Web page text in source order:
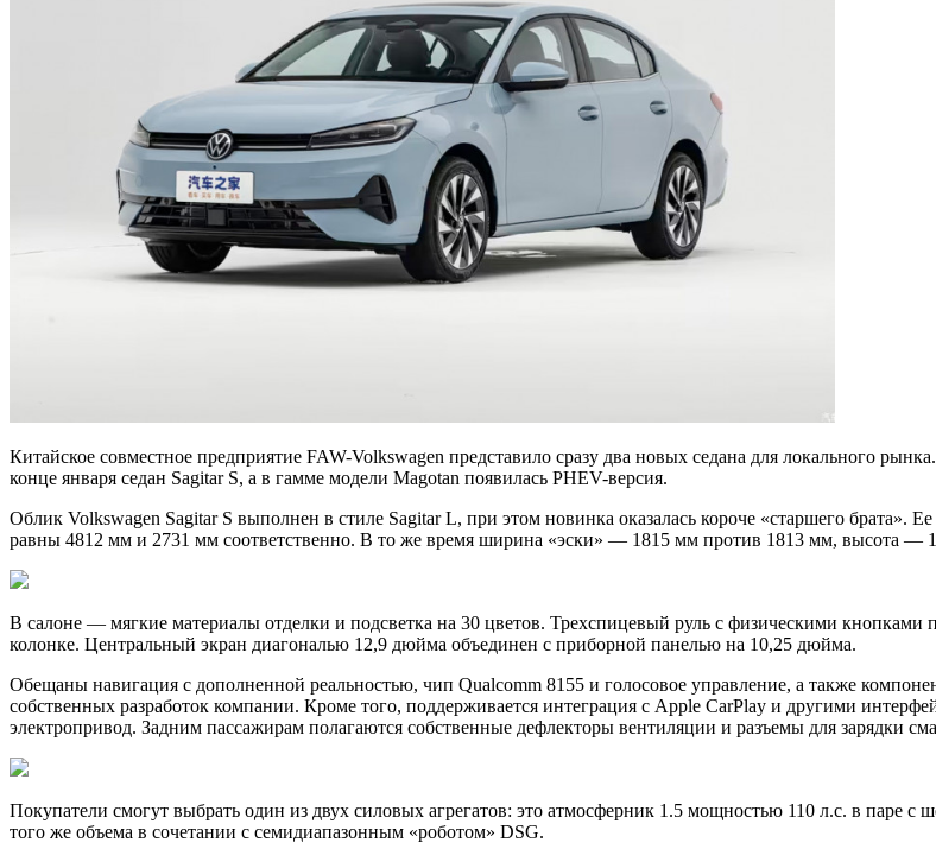
Китайское совместное предприятие FAW-Volkswagen представило сразу два новых седана для локального
конце января седан Sagitar S, а в гамме модели Magotan появилась PHEV-версия.
Облик Volkswagen Sagitar S выполнен в стиле Sagitar L, при этом новинка оказалась короче «старшего брата».
равны 4812 мм и 2731 мм соответственно. В то же время ширина «эски» — 1815 мм против 1813 мм, высота
В салоне — мягкие материалы отделки и подсветка на 30 цветов. Трехспицевый руль с физическими кнопками
колонке. Центральный экран диагональю 12,9 дюйма объединен с приборной панелью на 10,25 дюйма.
Обещаны навигация с дополненной реальностью, чип Qualcomm 8155 и голосовое управление, а также
собственных разработок компании. Кроме того, поддерживается интеграция с Apple CarPlay и другими
электропривод. Задним пассажирам полагаются собственные дефлекторы вентиляции и разъемы для зарядки
Покупатели смогут выбрать один из двух силовых агрегатов: это атмосферник 1.5 мощностью 110 л.с. в паре с
того же объема в сочетании с семидиапазонным «роботом» DSG.